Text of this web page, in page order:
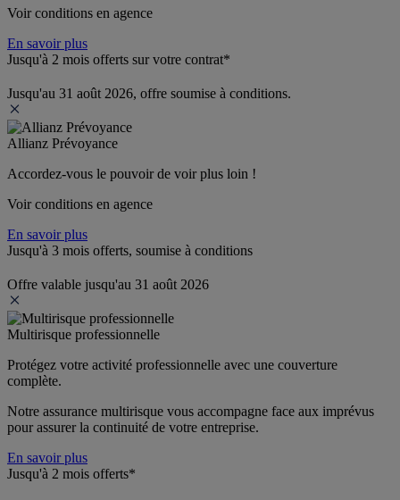
Voir conditions en agence
En savoir plus
Jusqu'à 2 mois offerts sur votre contrat*
Jusqu'au 31 août 2026, offre soumise à conditions.
Allianz Prévoyance
Accordez-vous le pouvoir de voir plus loin !
Voir conditions en agence
En savoir plus
Jusqu'à 3 mois offerts, soumise à conditions
Offre valable jusqu'au 31 août 2026
Multirisque professionnelle
Protégez votre activité professionnelle avec une couverture
complète.
Notre assurance multirisque vous accompagne face aux imprévus
pour assurer la continuité de votre entreprise.
En savoir plus
Jusqu'à 2 mois offerts*